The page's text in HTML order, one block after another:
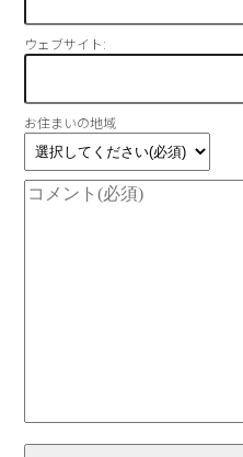
ウェブサイト:
お住まいの地域